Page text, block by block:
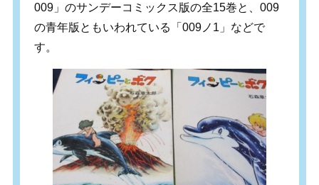
009」のサンデーコミックス版の全15巻と、009
の青年版ともいわれている「009ノ1」などで
す。